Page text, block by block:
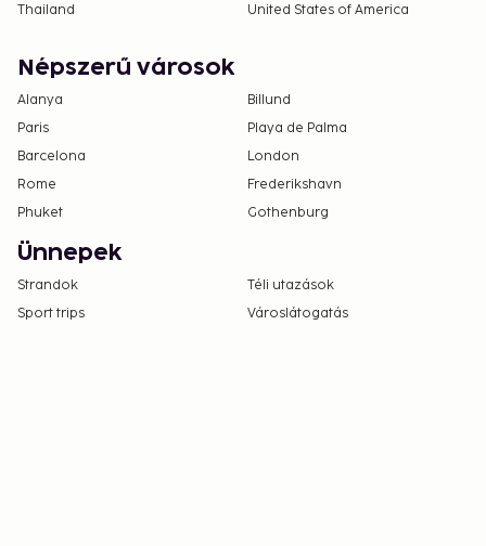
Thailand
United States of America
Népszerű városok
Alanya
Billund
Paris
Playa de Palma
Barcelona
London
Rome
Frederikshavn
Phuket
Gothenburg
Ünnepek
Strandok
Téli utazások
Sport trips
Városlátogatás